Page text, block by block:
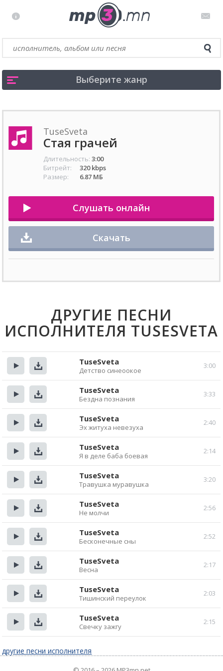
Выберите жанр
TuseSveta
Стая грачей
Длительность: 3:00
Битрейт:
320 kbps
Размер:
6.87 МБ
Слушать онлайн
Скачать
ДРУГИЕ ПЕСНИ
ИСПОЛНИТЕЛЯ TUSESVETA
Прослушать
Скачать
3:00
TuseSveta
Детство синеоокое
Прослушать
Скачать
3:33
TuseSveta
Бездна познания
Прослушать
Скачать
2:40
TuseSveta
Эх житуха невезуха
Прослушать
Скачать
2:14
TuseSveta
Я в деле баба боевая
Прослушать
Скачать
3:20
TuseSveta
Травушка муравушка
Прослушать
Скачать
2:56
TuseSveta
Не молчи
Прослушать
Скачать
2:52
TuseSveta
Бесконечные сны
Прослушать
Скачать
2:17
TuseSveta
Весна
Прослушать
Скачать
2:03
TuseSveta
Тишинский переулок
Прослушать
Скачать
2:15
TuseSveta
Свечку зажгу
другие песни исполнителя